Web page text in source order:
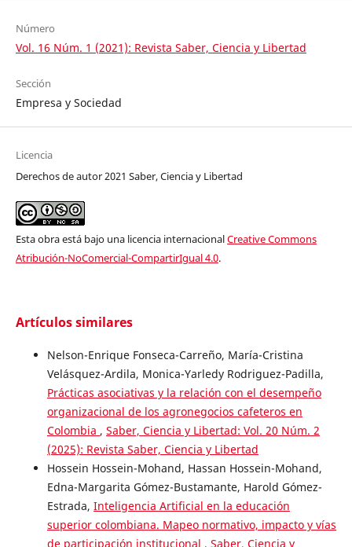
Número
Vol. 16 Núm. 1 (2021): Revista Saber, Ciencia y Libertad
Sección
Empresa y Sociedad
Licencia
Derechos de autor 2021 Saber, Ciencia y Libertad
Esta obra está bajo una licencia internacionalCreative Commons
Atribución-NoComercial-CompartirIgual 4.0.
Artículos similares
Nelson-Enrique Fonseca-Carreño, María-Cristina
Velásquez-Ardila, Monica-Yarledy Rodriguez-Padilla,
Prácticas asociativas y la relación con el desempeño
organizacional de los agronegocios cafeteros en
Colombia , Saber, Ciencia y Libertad: Vol. 20 Núm. 2
(2025): Revista Saber, Ciencia y Libertad
Hossein Hossein-Mohand, Hassan Hossein-Mohand,
Edna-Margarita Gómez-Bustamante, Harold Gómez-
Estrada, Inteligencia Artificial en la educación
superior colombiana. Mapeo normativo, impacto y vías
de participación institucional , Saber, Ciencia y